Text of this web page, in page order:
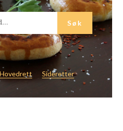
Hovedrett Sideretter